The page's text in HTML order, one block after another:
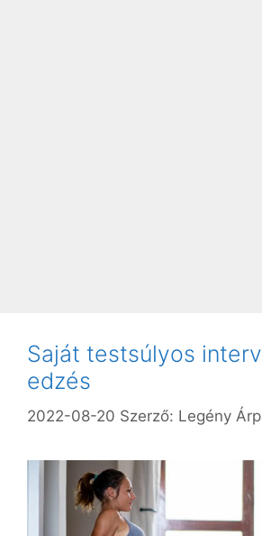
Saját testsúlyos
edzés
2022-08-20 Szerző: Legény